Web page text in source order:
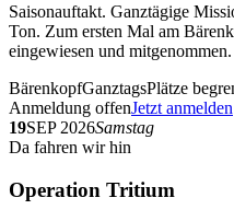
Saisonauftakt. Ganztägige
Ton. Zum ersten Mal am
eingewiesen und mitgenommen.
BärenkopfGanztagsPlätze
Anmeldung offenJetzt anmelden
19SEP 2026Samstag
Da fahren wir hin
Operation Tritium